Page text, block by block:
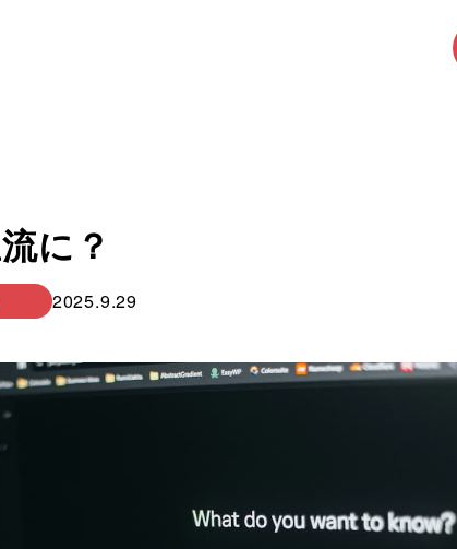
に？
2025.9.29